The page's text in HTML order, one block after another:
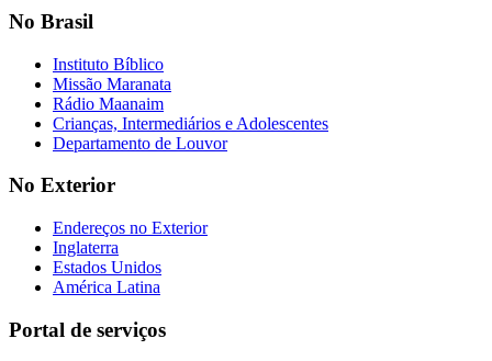
No Brasil
Instituto Bíblico
Missão Maranata
Rádio Maanaim
Crianças, Intermediários e Adolescentes
Departamento de Louvor
No Exterior
Endereços no Exterior
Inglaterra
Estados Unidos
América Latina
Portal de serviços